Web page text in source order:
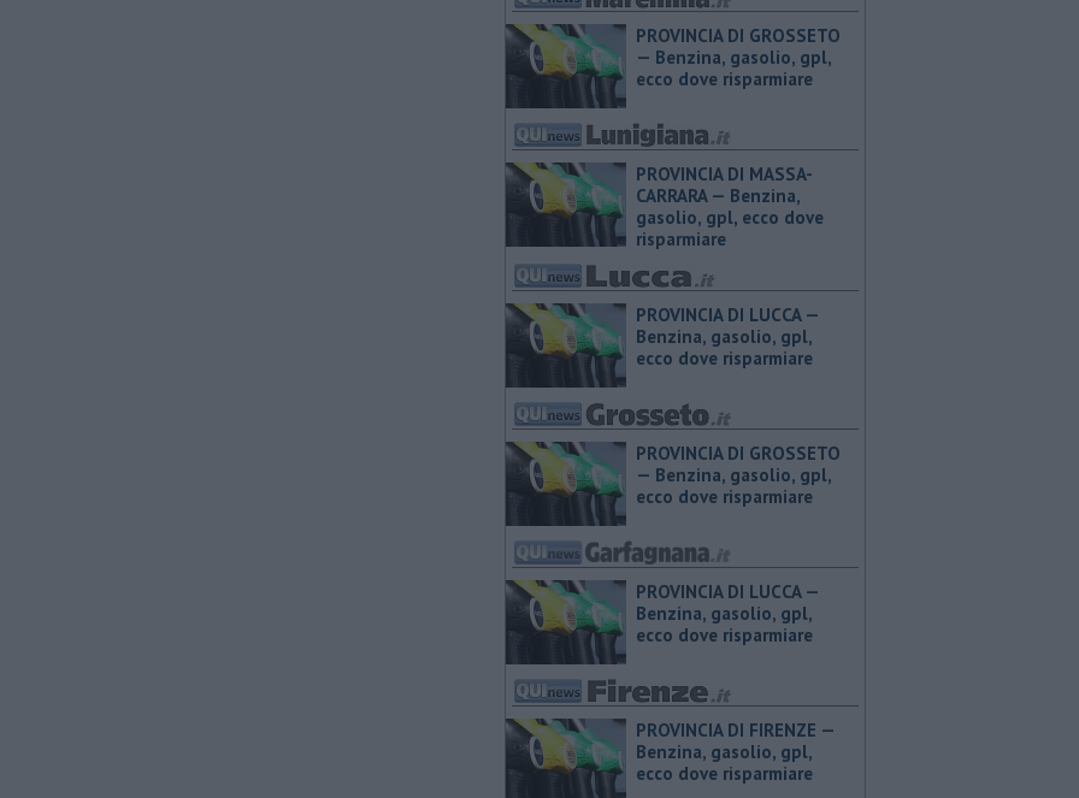
PROVINCIA DI GROSSETO
— ​Benzina, gasolio, gpl,
ecco dove risparmiare
PROVINCIA DI MASSA-
CARRARA — ​Benzina,
gasolio, gpl, ecco dove
risparmiare
PROVINCIA DI LUCCA — ​
Benzina, gasolio, gpl,
ecco dove risparmiare
PROVINCIA DI GROSSETO
— ​Benzina, gasolio, gpl,
ecco dove risparmiare
PROVINCIA DI LUCCA — ​
Benzina, gasolio, gpl,
ecco dove risparmiare
PROVINCIA DI FIRENZE — ​
Benzina, gasolio, gpl,
ecco dove risparmiare